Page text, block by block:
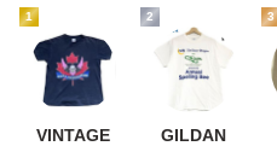
1
VINTAGE
2
GILDAN
3